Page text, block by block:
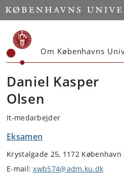
Start
Om Københavns
Daniel Kasper
Olsen
It-medarbejder
Eksamen
Krystalgade 25, 1172 København
E-mail:xwb574@adm.ku.dk